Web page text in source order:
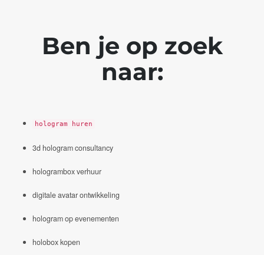
Ben je op zoek
naar:
hologram huren
3d hologram consultancy
hologrambox verhuur
digitale avatar ontwikkeling
hologram op evenementen
holobox kopen